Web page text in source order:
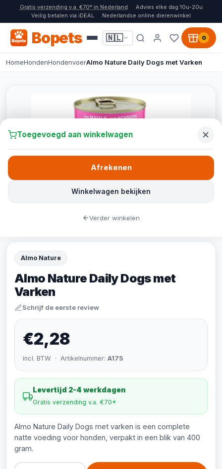
Gratis verzending v.a. €70* in Nederland
Advies elke dag 10u-20u
Veilig betalen via iDEAL
Nederlandse online dierenwinkel
Bopets 🇳🇱 0
HomeHondenHondenvoerAlmo Nature Daily Dogs met Varken
Almo Nature
Almo Nature Daily Dogs met
Varken
Schrijf de eerste review
€2,28
incl. BTW · Artikelnummer: A175
Levertijd 2-4 werkdagen
Gratis verzending v.a. €70*
Almo Nature Daily Dogs met varken is een complete
natte voeding voor honden, verpakt in een blik van 400
gram.
Toegevoegd aan winkelwagen
Winkelwagen bekijken
Afrekenen
Verder winkelen